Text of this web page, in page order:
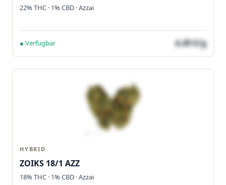
22% THC · 1% CBD · Azzai
● Verfügbar 4,49 €/g
HYBRID
ZOIKS 18/1 AZZ
18% THC · 1% CBD · Azzai